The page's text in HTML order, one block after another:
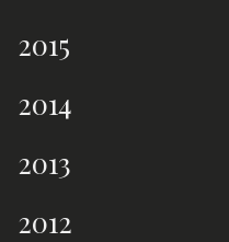
2015
2014
2013
2012